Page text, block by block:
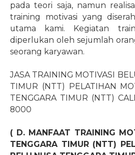
pada teori saja, namun
training motivasi yang
utama kami. Kegiatan
diperlukan oleh sejumlah
seorang karyawan.
JASA TRAINING MOTIVASI
TIMUR (NTT) PELATIHAN
TENGGARA TIMUR (NTT)
8000
( D. MANFAAT TRAINING
TENGGARA TIMUR (NTT)